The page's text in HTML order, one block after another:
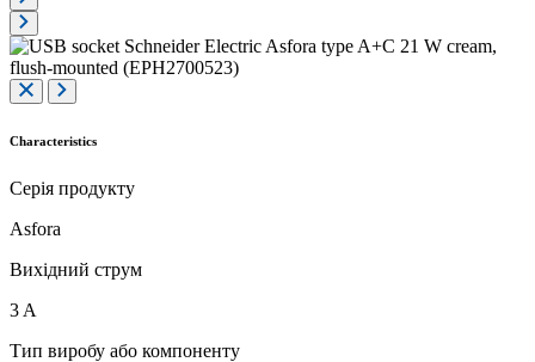
Characteristics
Серія продукту
Asfora
Вихідний струм
3 A
Тип виробу або компоненту